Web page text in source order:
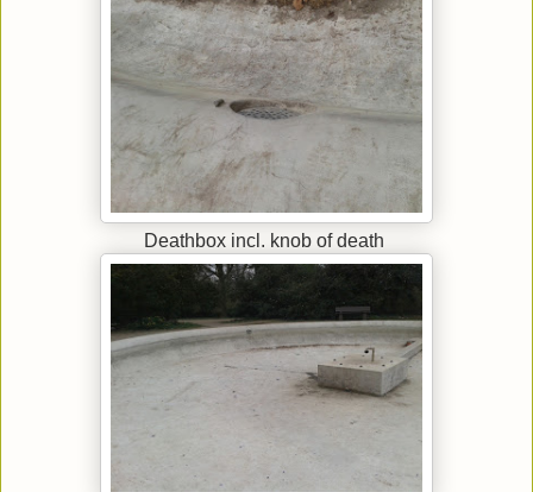
Deathbox incl. knob of death